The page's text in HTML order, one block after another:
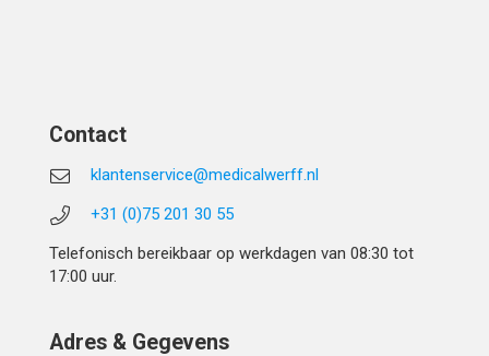
Contact
klantenservice@medicalwerff.nl
+31 (0)75 201 30 55
Telefonisch bereikbaar op werkdagen van 08:30 tot
17:00 uur.
Adres & Gegevens